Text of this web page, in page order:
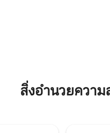
เป็นเตียงจิงโจ้
สิ่งอำนวยควา